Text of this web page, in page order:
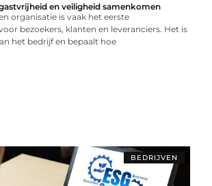
en veiligheid samenkomen
organisatie is vaak het eerste
bezoekers, klanten en leveranciers. Het is
het bedrijf en bepaalt hoe
BEDRIJVEN